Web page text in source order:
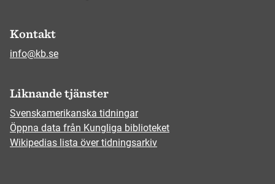
Kontakt
info@kb.se
Liknande tjänster
Svenskamerikanska tidningar
Öppna data från Kungliga biblioteket
Wikipedias lista över tidningsarkiv